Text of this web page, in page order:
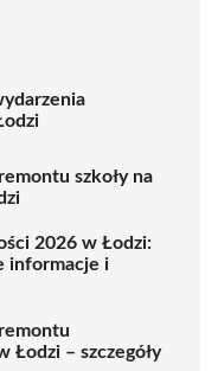
szkoły na
2026 w Łodzi:
informacje i
Łodzi – szczegóły